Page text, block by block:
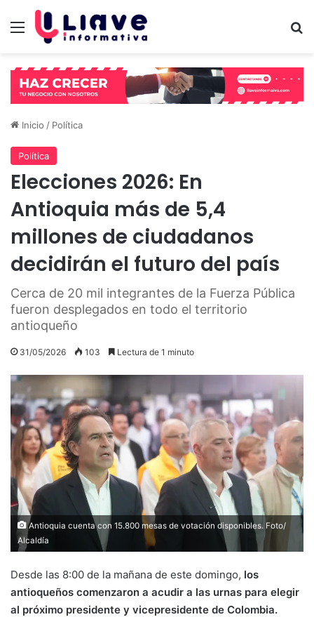
Menú
Inicio / Política
Política
Elecciones 2026: En
Antioquia más de 5,4
millones de ciudadanos
decidirán el futuro del país
Cerca de 20 mil integrantes de la Fuerza Pública
fueron desplegados en todo el territorio
antioqueño
31/05/2026 103 Lectura de 1 minuto
Antioquia cuenta con 15.800 mesas de votación disponibles. Foto/
Alcaldía
Desde las 8:00 de la mañana de este domingo, los
antioqueños comenzaron a acudir a las urnas para elegir
al próximo presidente y vicepresidente de Colombia.